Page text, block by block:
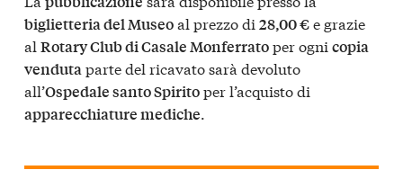
biglietteria del Museoal prezzo di 28,00 €e grazie
al Rotary Club di Casale Monferratoper ogni copia
vendutaparte del ricavato sarà devoluto
all’Ospedale santo Spiritoper l’acquisto di
apparecchiature mediche.